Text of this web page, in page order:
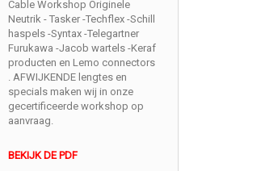
Cable Workshop Originele
Neutrik - Tasker -Techflex -Schill
haspels -Syntax -Telegartner
Furukawa -Jacob wartels -Keraf
producten en Lemo connectors
. AFWIJKENDE lengtes en
specials maken wij in onze
gecertificeerde workshop op
aanvraag.
BEKIJK DE PDF